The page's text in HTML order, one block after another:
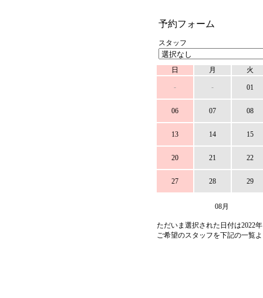
予約フォーム
スタッフ
日 月 火
- - 01
06 07 08
13 14 15
20 21 22
27 28 29
08月
ただいま選択された日付は2022
ご希望のスタッフを下記の一覧